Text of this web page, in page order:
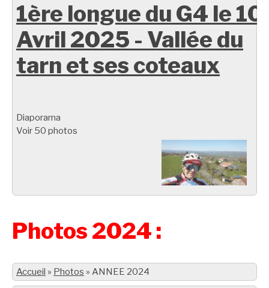
1ère longue du G4 le 10
Avril 2025 - Vallée du
tarn et ses coteaux
Diaporama
Voir 50 photos
Photos 2024 :
Accueil » Photos » ANNEE 2024